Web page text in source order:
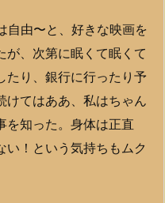
由〜と、好きな映画を
が、次第に眠くて眠くて
たり、銀行に行ったり予
けてはああ、私はちゃん
を知った。身体は正直
い！という気持ちもムク